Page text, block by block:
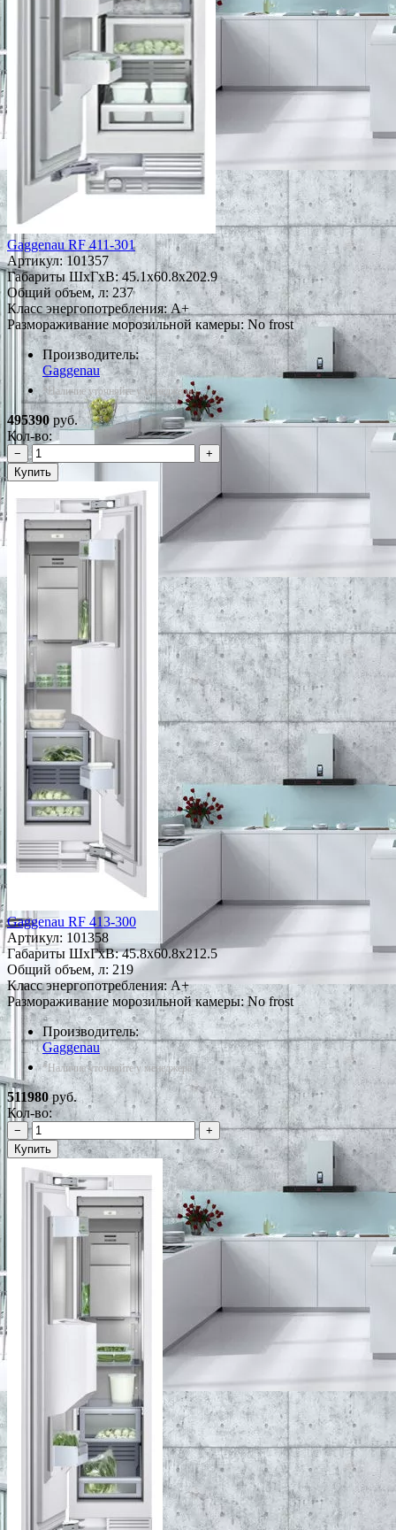
Gaggenau RF 411-301
Артикул: 101357
Габариты ШxГxВ: 45.1x60.8x202.9
Общий объем, л: 237
Класс энергопотребления: A+
Размораживание морозильной камеры: No frost
Производитель:
Gaggenau
*Наличие уточняйте у менеджера
495390 руб.
Кол-во:
−
+
Купить
Gaggenau RF 413-300
Артикул: 101358
Габариты ШxГxВ: 45.8x60.8x212.5
Общий объем, л: 219
Класс энергопотребления: A+
Размораживание морозильной камеры: No frost
Производитель:
Gaggenau
*Наличие уточняйте у менеджера
511980руб.
Кол-во:
−
+
Купить